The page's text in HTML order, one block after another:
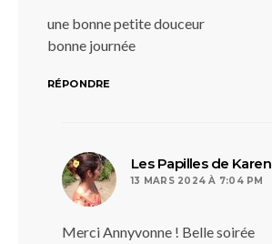
une bonne petite douceur
bonne journée
RÉPONDRE
Les Papilles de Karen
13 MARS 2024 À 7:04 PM
Merci Annyvonne ! Belle soirée